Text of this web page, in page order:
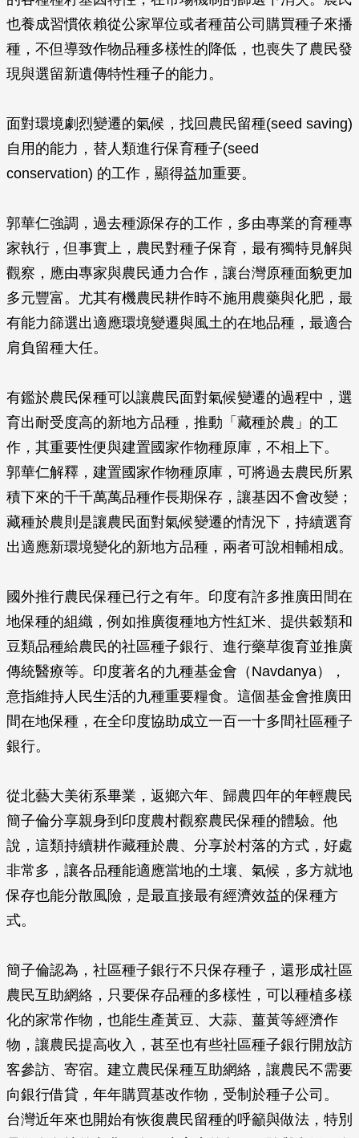
也養成習慣依賴從公家單位或者種苗公司購買種子來播
種，不但導致作物品種多樣性的降低，也喪失了農民發
現與選留新遺傳特性種子的能力。
面對環境劇烈變遷的氣候，找回農民留種(seed saving)
自用的能力，替人類進行保育種子(seed
conservation) 的工作，顯得益加重要。
郭華仁強調，過去種源保存的工作，多由專業的育種專
家執行，但事實上，農民對種子保育，最有獨特見解與
觀察，應由專家與農民通力合作，讓台灣原種面貌更加
多元豐富。尤其有機農民耕作時不施用農藥與化肥，最
有能力篩選出適應環境變遷與風土的在地品種，最適合
肩負留種大任。
有鑑於農民保種可以讓農民面對氣候變遷的過程中，選
育出耐受度高的新地方品種，推動「藏種於農」的工
作，其重要性便與建置國家作物種原庫，不相上下。
郭華仁解釋，建置國家作物種原庫，可將過去農民所累
積下來的千千萬萬品種作長期保存，讓基因不會改變；
藏種於農則是讓農民面對氣候變遷的情況下，持續選育
出適應新環境變化的新地方品種，兩者可說相輔相成。
國外推行農民保種已行之有年。印度有許多推廣田間在
地保種的組織，例如推廣復種地方性紅米、提供穀類和
豆類品種給農民的社區種子銀行、進行藥草復育並推廣
傳統醫療等。印度著名的九種基金會（Navdanya），
意指維持人民生活的九種重要糧食。這個基金會推廣田
間在地保種，在全印度協助成立一百一十多間社區種子
銀行。
從北藝大美術系畢業，返鄉六年、歸農四年的年輕農民
簡子倫分享親身到印度農村觀察農民保種的體驗。他
說，這類持續耕作藏種於農、分享於村落的方式，好處
非常多，讓各品種能適應當地的土壤、氣候，多方就地
保存也能分散風險，是最直接最有經濟效益的保種方
式。
簡子倫認為，社區種子銀行不只保存種子，還形成社區
農民互助網絡，只要保存品種的多樣性，可以種植多樣
化的家常作物，也能生產黃豆、大蒜、薑黃等經濟作
物，讓農民提高收入，甚至也有些社區種子銀行開放訪
客參訪、寄宿。建立農民保種互助網絡，讓農民不需要
向銀行借貸，年年購買基改作物，受制於種子公司。
台灣近年來也開始有恢復農民留種的呼籲與做法，特別